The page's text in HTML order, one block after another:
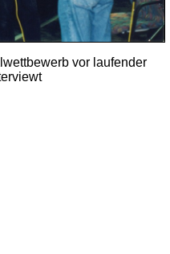
vor laufender